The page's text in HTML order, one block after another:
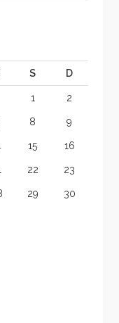
S D
1 2
8 9
15 16
22 23
29 30